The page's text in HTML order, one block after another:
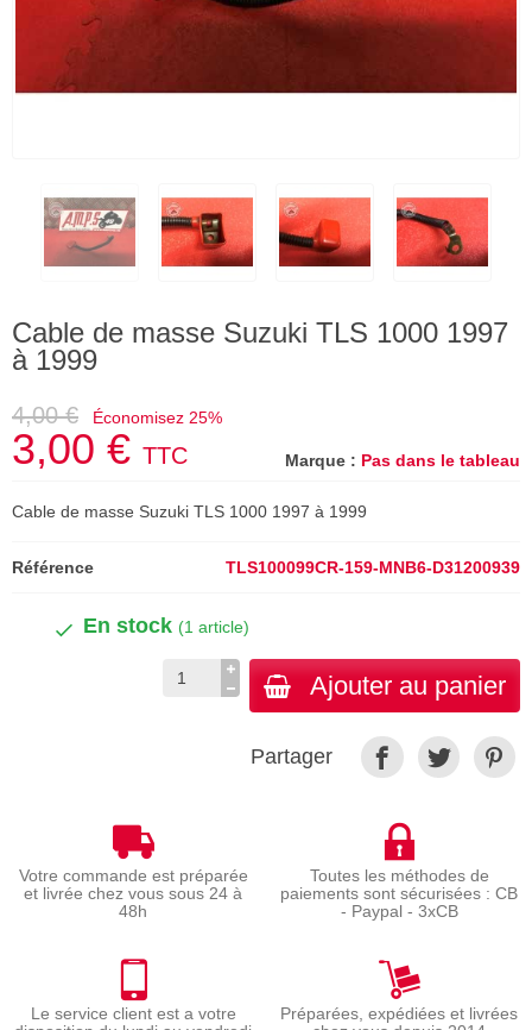
Cable de masse Suzuki TLS 1000 1997
à 1999
Marque : Pas dans le tableau
4,00 € Économisez 25%
3,00 € TTC
Cable de masse Suzuki TLS 1000 1997 à 1999
Référence TLS100099CR-159-MNB6-D31200939
En stock (1 article)
Ajouter au panier
Partager
Votre commande est préparée
et livrée chez vous sous 24 à
48h
Toutes les méthodes de
paiements sont sécurisées : CB
- Paypal - 3xCB
Le service client est a votre
Préparées, expédiées et livrées